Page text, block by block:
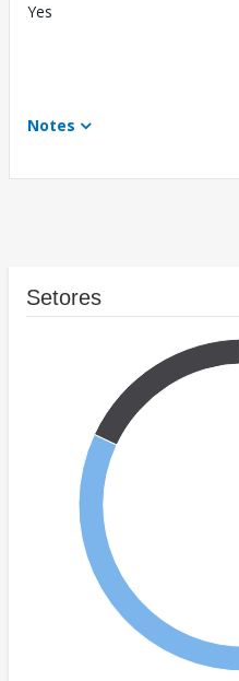
Yes
Notes
Setores